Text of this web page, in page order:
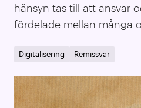
hänsyn tas till att ansvar
fördelade mellan många
Digitalisering Remissvar